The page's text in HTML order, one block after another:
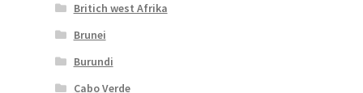
Britich west Afrika
Brunei
Burundi
Cabo Verde